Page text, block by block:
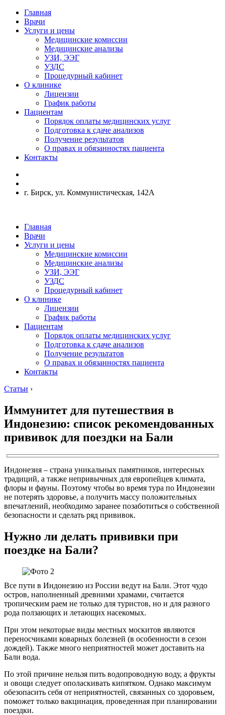
Главная
Врачи
Услуги и цены
Медицинские комиссии
Медицинские анализы
УЗИ, ЭЭГ
УЗДС
Процедурный кабинет
О клинике
Лицензии
График работы
Пациентам
Порядок оплаты медицинских услуг
Подготовка к сдаче анализов
Получение результатов
О правах и обязанностях пациента
Контакты
г. Бирск, ул. Коммунистическая, 142А
Главная
Врачи
Услуги и цены
Медицинские комиссии
Медицинские анализы
УЗИ, ЭЭГ
УЗДС
Процедурный кабинет
О клинике
Лицензии
График работы
Пациентам
Порядок оплаты медицинских услуг
Подготовка к сдаче анализов
Получение результатов
О правах и обязанностях пациента
Контакты
Статьи ›
Иммунитет для путешествия в
Индонезию: список рекомендованных
прививок для поездки на Бали
Индонезия – страна уникальных памятников, интересных
традиций, а также непривычных для европейцев климата,
флоры и фауны. Поэтому чтобы во время тура по Индонезии
не потерять здоровье, а получить массу положительных
впечатлений, необходимо заранее позаботиться о собственной
безопасности и сделать ряд прививок.
Нужно ли делать прививки при
поездке на Бали?
Все пути в Индонезию из России ведут на Бали. Этот чудо
остров, наполненный древними храмами, считается
тропическим раем не только для туристов, но и для разного
рода ползающих и летающих насекомых.
При этом некоторые виды местных москитов являются
переносчиками коварных болезней (в особенности в сезон
дождей). Также много неприятностей может доставить на
Бали вода.
По этой причине нельзя пить водопроводную воду, а фрукты
и овощи следует ополаскивать кипятком. Однако максимум
обезопасить себя от неприятностей, связанных со здоровьем,
поможет только вакцинация, проведенная при планировании
поездки.